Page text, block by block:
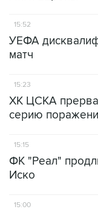
15:52
УЕФА
матч
15:23
ХК ЦСКА
серию
15:15
ФК "Реал"
Иско
15:00